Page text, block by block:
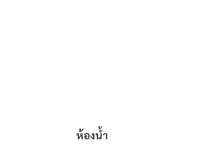
ห้องน้ำ